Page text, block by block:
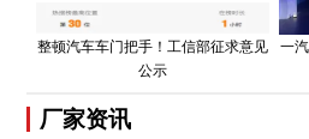
整顿汽车车门把手！工信部征求意见
公示
一
厂家资讯